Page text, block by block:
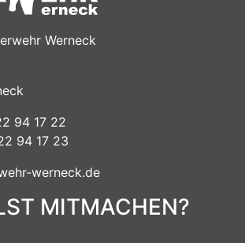
Werneck
94 17 22
94 17 23
werneck.de
MITMACHEN?